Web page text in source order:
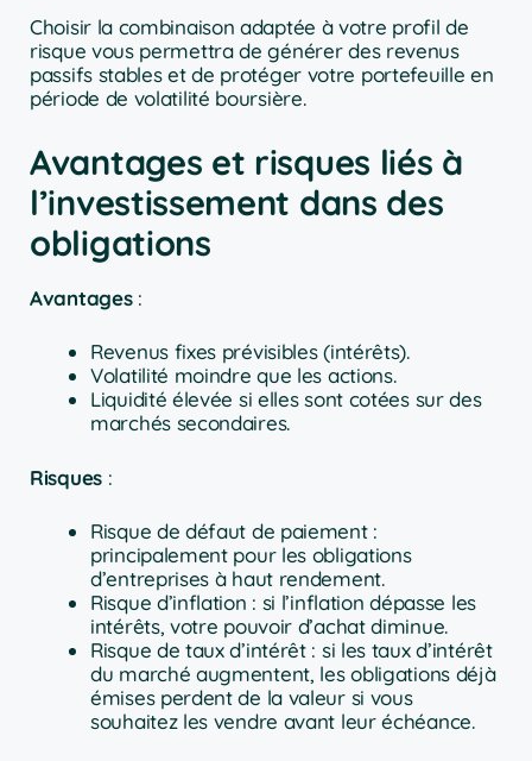
Choisir la combinaison adaptée à votre profil de
risque vous permettra de générer des revenus
passifs stables et de protéger votre portefeuille en
période de volatilité boursière.
Avantages et risques liés à
l’investissement dans des
obligations
Avantages:
Revenus fixes prévisibles (intérêts).
Volatilité moindre que les actions.
Liquidité élevée si elles sont cotées sur des
marchés secondaires.
Risques:
Risque de défaut de paiement :
principalement pour les obligations
d’entreprises à haut rendement.
Risque d’inflation : si l’inflation dépasse les
intérêts, votre pouvoir d’achat diminue.
Risque de taux d’intérêt : si les taux d’intérêt
du marché augmentent, les obligations déjà
émises perdent de la valeur si vous
souhaitez les vendre avant leur échéance.